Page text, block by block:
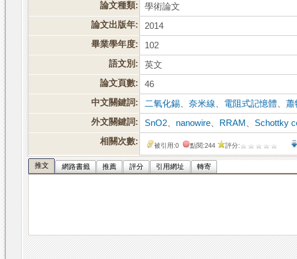
論文種類:
學術論文
論文出版年:
2014
畢業學年度:
102
語文別:
英文
論文頁數:
46
中文關鍵詞:
二氧化錫 、奈米線 電阻式記憶體 、蕭
外文關鍵詞:
SnO2 nanowire RRAM Schottky
相關次數:
被引用:0 點閱:244 評分:
推文 網路書籤 推薦 評分 引用網址 轉寄